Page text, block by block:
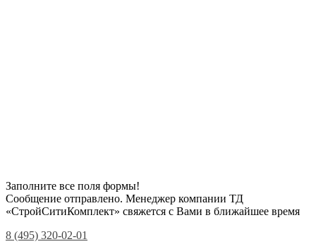
Заполните все поля формы!
Сообщение отправлено. Менеджер компании ТД
«СтройСитиКомплект» свяжется с Вами в ближайшее время
8 (495) 320-02-01